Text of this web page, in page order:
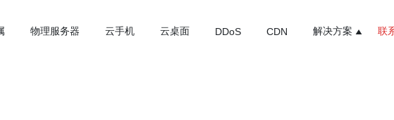
物理服务器 云手机 云桌面 DDoS CDN 解决方案 联